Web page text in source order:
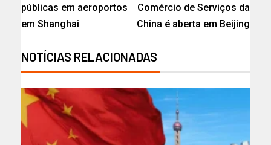
públicas em aeroportos
em Shanghai
Comércio de Serviços da
China é aberta em Beijing
NOTÍCIAS RELACIONADAS